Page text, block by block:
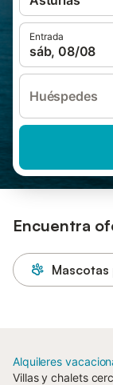
Entrada
sáb, 08/08
Huéspedes
Encuentra
Alquileres
Villas y chalets